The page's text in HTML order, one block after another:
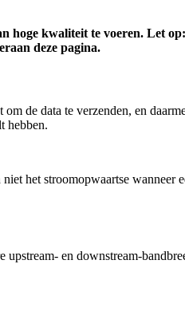
hoge kwaliteit te voeren. Let op:
deze pagina.
om de data te verzenden, en
hebben.
niet het stroomopwaartse wanneer
upstream- en downstream-